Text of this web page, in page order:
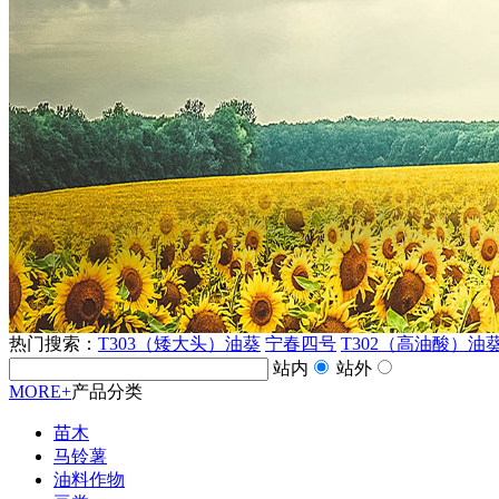
热门搜索： T303（矮大头）油葵 宁春四号 T302（高油酸）油
站内
站外
MORE+产品分类
苗木
马铃薯
油料作物